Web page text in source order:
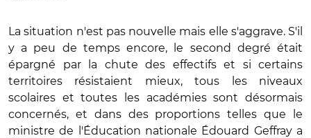
La situation n'est pas nouvelle mais elle s'aggrave. S'il
y a peu de temps encore, le second degré était
épargné par la chute des effectifs et si certains
territoires résistaient mieux, tous les niveaux
scolaires et toutes les académies sont désormais
concernés, et dans des proportions telles que le
ministre de l'Éducation nationale Édouard Geffray a